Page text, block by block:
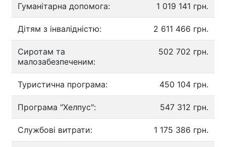
Гуманітарна допомога: 1 019 141 грн.
Дітям з інвалідністю: 2 611 466 грн.
Сиротам та
малозабезпеченим:
502 702 грн.
Туристична програма: 450 104 грн.
Програма "Хелпус": 547 312 грн.
Службові витрати: 1 175 386 грн.